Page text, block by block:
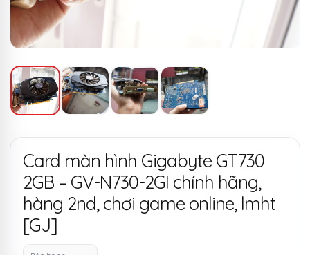
Card màn hình Gigabyte GT730
2GB – GV-N730-2GI chính hãng,
hàng 2nd, chơi game online, lmht
[GJ]